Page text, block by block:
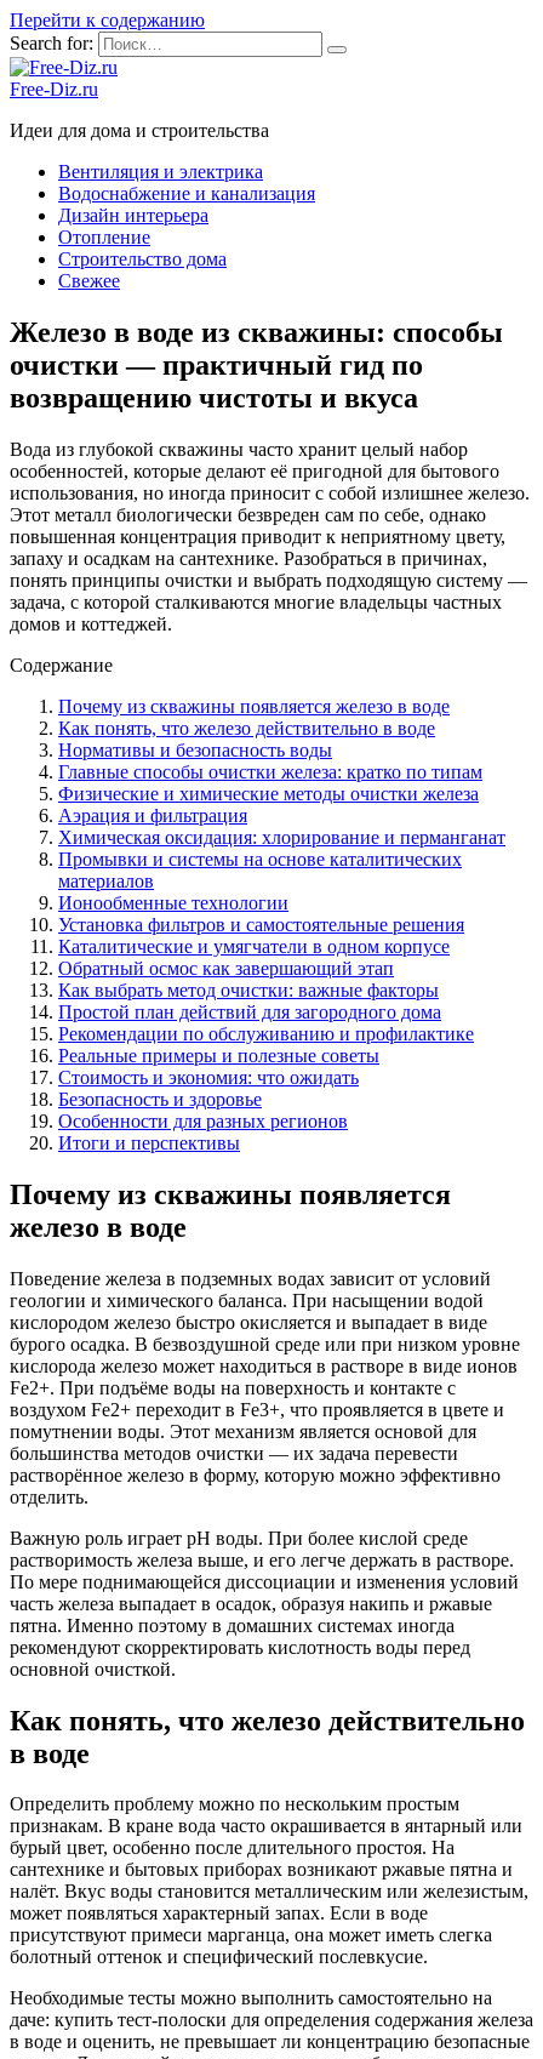
Перейти к содержанию
Search for:
Free-Diz.ru
Идеи для дома и строительства
Вентиляция и электрика
Водоснабжение и канализация
Дизайн интерьера
Отопление
Строительство дома
Свежее
Железо в воде из скважины: способы
очистки — практичный гид по
возвращению чистоты и вкуса
Вода из глубокой скважины часто хранит целый набор
особенностей, которые делают её пригодной для бытового
использования, но иногда приносит с собой излишнее железо.
Этот металл биологически безвреден сам по себе, однако
повышенная концентрация приводит к неприятному цвету,
запаху и осадкам на сантехнике. Разобраться в причинах,
понять принципы очистки и выбрать подходящую систему —
задача, с которой сталкиваются многие владельцы частных
домов и коттеджей.
Содержание
Почему из скважины появляется железо в воде
Как понять, что железо действительно в воде
Нормативы и безопасность воды
Главные способы очистки железа: кратко по типам
Физические и химические методы очистки железа
Аэрация и фильтрация
Химическая оксидация: хлорирование и перманганат
Промывки и системы на основе каталитических
материалов
Ионообменные технологии
Установка фильтров и самостоятельные решения
Каталитические и умягчатели в одном корпусе
Обратный осмос как завершающий этап
Как выбрать метод очистки: важные факторы
Простой план действий для загородного дома
Рекомендации по обслуживанию и профилактике
Реальные примеры и полезные советы
Стоимость и экономия: что ожидать
Безопасность и здоровье
Особенности для разных регионов
Итоги и перспективы
Почему из скважины появляется
железо в воде
Поведение железа в подземных водах зависит от условий
геологии и химического баланса. При насыщении водой
кислородом железо быстро окисляется и выпадает в виде
бурого осадка. В безвоздушной среде или при низком уровне
кислорода железо может находиться в растворе в виде ионов
Fe2+. При подъёме воды на поверхность и контакте с
воздухом Fe2+ переходит в Fe3+, что проявляется в цвете и
помутнении воды. Этот механизм является основой для
большинства методов очистки — их задача перевести
растворённое железо в форму, которую можно эффективно
отделить.
Важную роль играет рН воды. При более кислой среде
растворимость железа выше, и его легче держать в растворе.
По мере поднимающейся диссоциации и изменения условий
часть железа выпадает в осадок, образуя накипь и ржавые
пятна. Именно поэтому в домашних системах иногда
рекомендуют скорректировать кислотность воды перед
основной очисткой.
Как понять, что железо действительно
в воде
Определить проблему можно по нескольким простым
признакам. В кране вода часто окрашивается в янтарный или
бурый цвет, особенно после длительного простоя. На
сантехнике и бытовых приборах возникают ржавые пятна и
налёт. Вкус воды становится металлическим или железистым,
может появляться характерный запах. Если в воде
присутствуют примеси марганца, она может иметь слегка
болотный оттенок и специфический послевкусие.
Необходимые тесты можно выполнить самостоятельно на
даче: купить тест-полоски для определения содержания железа
в воде и оценить, не превышает ли концентрацию безопасные